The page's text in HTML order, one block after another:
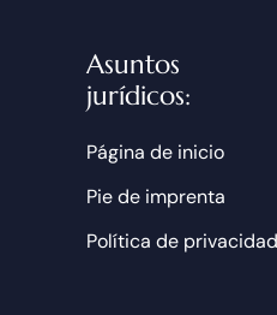
Asuntos
jurídicos:
Página de inicio
Pie de imprenta
Política de privacidad